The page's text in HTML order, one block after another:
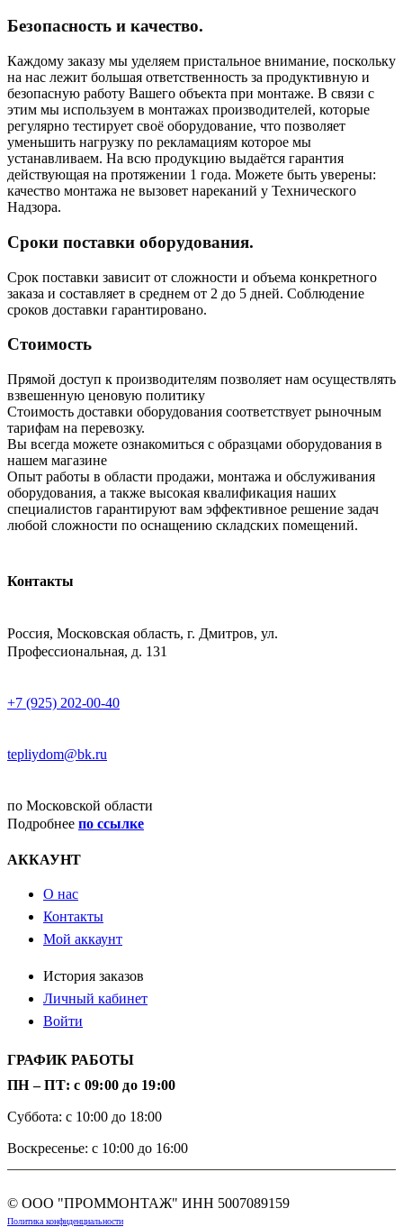
Безопасность и качество.
Каждому заказу мы уделяем пристальное внимание, поскольку
на нас лежит большая ответственность за продуктивную и
безопасную работу Вашего объекта при монтаже. В связи с
этим мы используем в монтажах производителей, которые
регулярно тестирует своё оборудование, что позволяет
уменьшить нагрузку по рекламациям которое мы
устанавливаем. На всю продукцию выдаётся гарантия
действующая на протяжении 1 года. Можете быть уверены:
качество монтажа не вызовет нареканий у Технического
Надзора.
Сроки поставки оборудования.
Срок поставки зависит от сложности и объема конкретного
заказа и составляет в среднем от 2 до 5 дней. Соблюдение
сроков доставки гарантировано.
Стоимость
Прямой доступ к производителям позволяет нам осуществлять
взвешенную ценовую политику
Стоимость доставки оборудования соответствует рыночным
тарифам на перевозку.
Вы всегда можете ознакомиться с образцами оборудования в
нашем магазине
Опыт работы в области продажи, монтажа и обслуживания
оборудования, а также высокая квалификация наших
специалистов гарантируют вам эффективное решение задач
любой сложности по оснащению складских помещений.
Контакты
Россия, Московская область, г. Дмитров, ул.
Профессиональная, д. 131
+7 (925) 202-00-40
tepliydom@bk.ru
по Московской области
Подробнее по ссылке
АККАУНТ
О нас
Контакты
Мой аккаунт
История заказов
Личный кабинет
Войти
ГРАФИК РАБОТЫ
ПН – ПТ: с 09:00 до 19:00
Суббота: с 10:00 до 18:00
Воскресенье: с 10:00 до 16:00
© ООО "ПРОММОНТАЖ" ИНН 5007089159
Политика конфиденциальности